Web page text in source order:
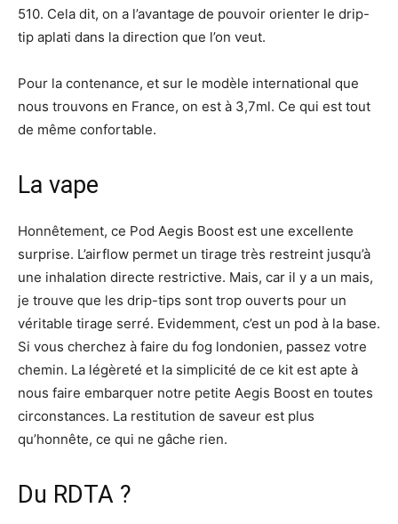
510. Cela dit, on a l’avantage de pouvoir orienter le drip-
tip aplati dans la direction que l’on veut.
Pour la contenance, et sur le modèle international que
nous trouvons en France, on est à 3,7ml. Ce qui est tout
de même confortable.
La vape
Honnêtement, ce Pod Aegis Boost est une excellente
surprise. L’airflow permet un tirage très restreint jusqu’à
une inhalation directe restrictive. Mais, car il y a un mais,
je trouve que les drip-tips sont trop ouverts pour un
véritable tirage serré. Evidemment, c’est un pod à la base.
Si vous cherchez à faire du fog londonien, passez votre
chemin. La légèreté et la simplicité de ce kit est apte à
nous faire embarquer notre petite Aegis Boost en toutes
circonstances. La restitution de saveur est plus
qu’honnête, ce qui ne gâche rien.
Du RDTA ?